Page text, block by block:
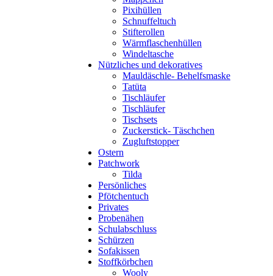
Pixihüllen
Schnuffeltuch
Stifterollen
Wärmflaschenhüllen
Windeltasche
Nützliches und dekoratives
Mauldäschle- Behelfsmaske
Tatüta
Tischläufer
Tischläufer
Tischsets
Zuckerstick- Täschchen
Zugluftstopper
Ostern
Patchwork
Tilda
Persönliches
Pfötchentuch
Privates
Probenähen
Schulabschluss
Schürzen
Sofakissen
Stoffkörbchen
Wooly